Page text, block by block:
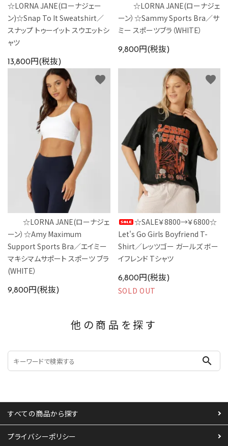
☆LORNA JANE(ローナジェー
ン)☆Snap To It Sweatshirt／
スナップ トゥーイット スウエットシ
ャツ
13,800円(税抜)
☆LORNA JANE(ローナジェ
ーン）☆Sammy Sports Bra／サ
ミー スポーツブラ（WHITE）
9,800円(税抜)
☆LORNA JANE(ローナジェ
ーン）☆Amy Maximum
Support Sports Bra／エイミー
マキシマムサポート スポーツ ブラ
(WHITE）
9,800円(税抜)
favorite
☆SALE￥8800→￥6800☆
Let's Go Girls Boyfriend T-
Shirt／レッツゴー ガールズ ボー
イフレンド Tシャツ
6,800円(税抜)
SOLD OUT
favorite
他の商品を探す
search
すべての商品から探す
プライバシーポリシー